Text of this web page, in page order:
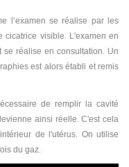
l’examen se réalise par les
visible. L'examen en
réalise en consultation. Un
est alors établi et remis
de remplir la cavité
ainsi réelle. C'est cela
de l'utérus. On utilise
du gaz.